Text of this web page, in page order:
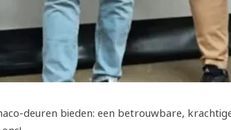
deuren bieden: een betrouwbare,